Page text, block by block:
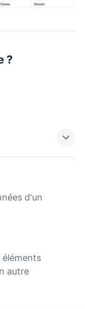
?
d'un
autre